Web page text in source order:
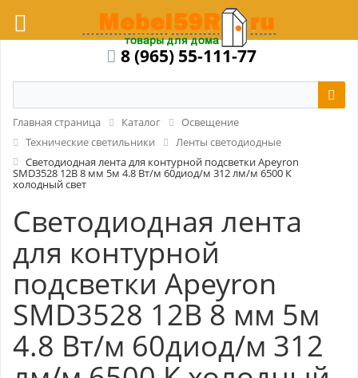
8 (965) 55-111-77
Главная страница Каталог
Освещение
Технические светильники
Ленты светодиодные
Светодиодная лента для контурной подсветки Apeyron
SMD3528 12В 8 мм 5м 4.8 Вт/м 60диод/м 312 лм/м 6500 К
холодный свет
Светодиодная лента
для контурной
подсветки Apeyron
SMD3528 12В 8 мм 5м
4.8 Вт/м 60диод/м 312